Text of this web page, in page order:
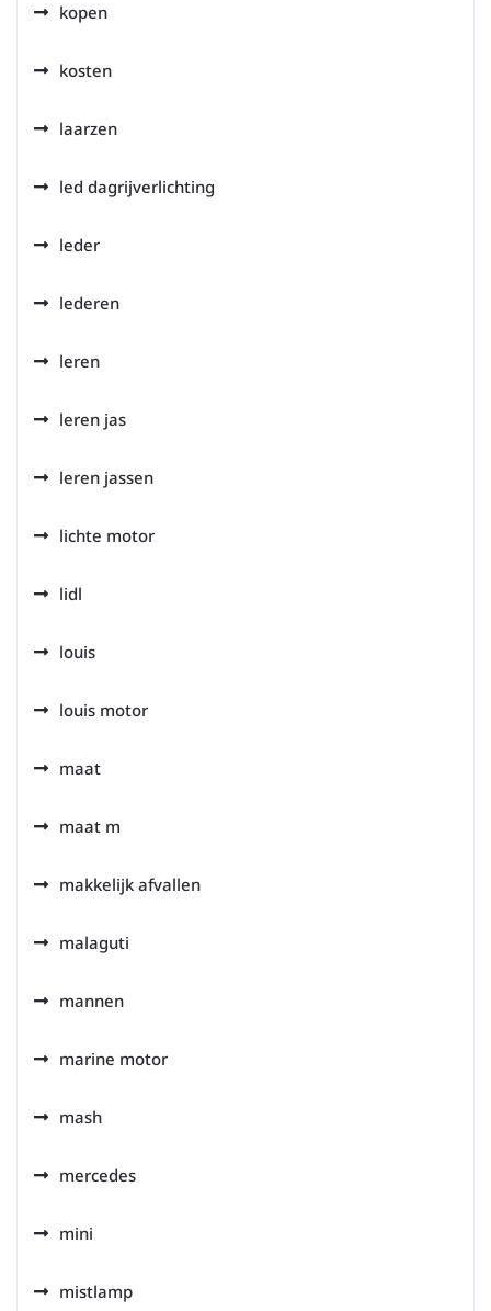
kopen
kosten
laarzen
led dagrijverlichting
leder
lederen
leren
leren jas
leren jassen
lichte motor
lidl
louis
louis motor
maat
maat m
makkelijk afvallen
malaguti
mannen
marine motor
mash
mercedes
mini
mistlamp